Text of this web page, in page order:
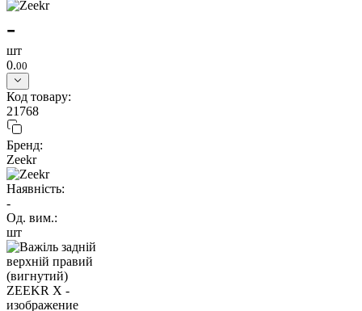
-
шт
0.00
Код товару:
21768
Бренд:
Zeekr
Наявність:
-
Од. вим.:
шт